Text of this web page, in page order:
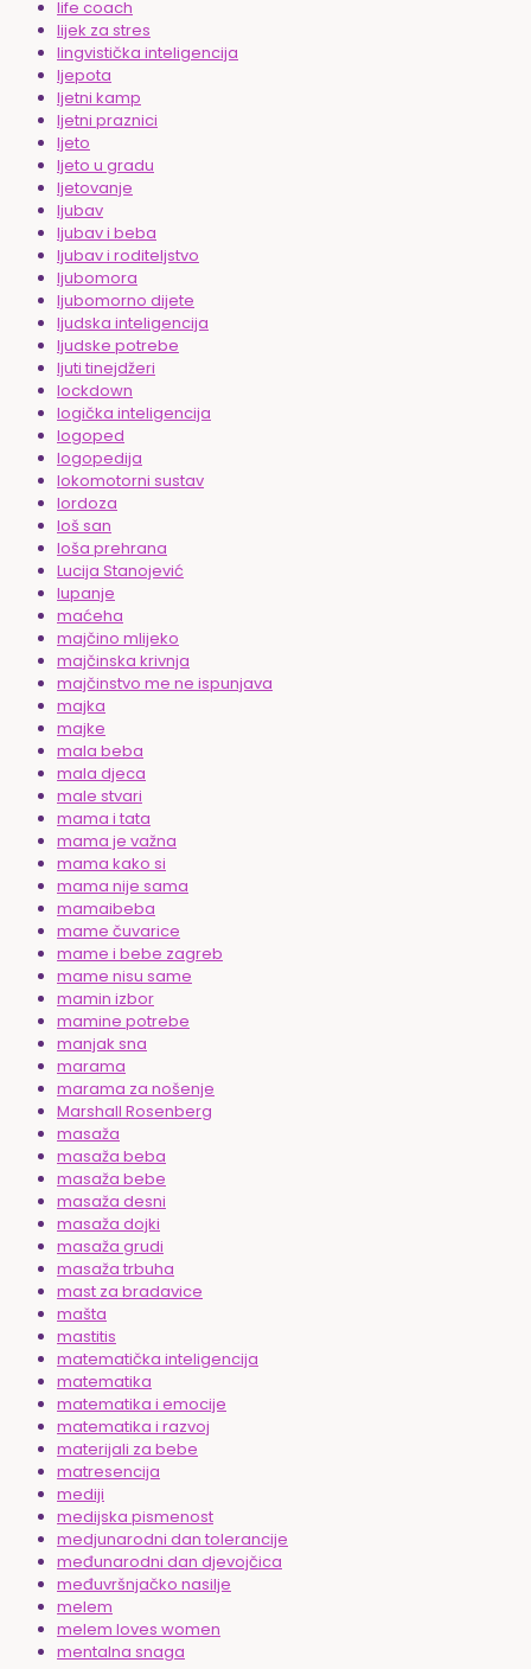
life coach
lijek za stres
lingvistička inteligencija
ljepota
ljetni kamp
ljetni praznici
ljeto
ljeto u gradu
ljetovanje
ljubav
ljubav i beba
ljubav i roditeljstvo
ljubomora
ljubomorno dijete
ljudska inteligencija
ljudske potrebe
ljuti tinejdžeri
lockdown
logička inteligencija
logoped
logopedija
lokomotorni sustav
lordoza
loš san
loša prehrana
Lucija Stanojević
lupanje
maćeha
majčino mlijeko
majčinska krivnja
majčinstvo me ne ispunjava
majka
majke
mala beba
mala djeca
male stvari
mama i tata
mama je važna
mama kako si
mama nije sama
mamaibeba
mame čuvarice
mame i bebe zagreb
mame nisu same
mamin izbor
mamine potrebe
manjak sna
marama
marama za nošenje
Marshall Rosenberg
masaža
masaža beba
masaža bebe
masaža desni
masaža dojki
masaža grudi
masaža trbuha
mast za bradavice
mašta
mastitis
matematička inteligencija
matematika
matematika i emocije
matematika i razvoj
materijali za bebe
matresencija
mediji
medijska pismenost
medjunarodni dan tolerancije
međunarodni dan djevojčica
međuvršnjačko nasilje
melem
melem loves women
mentalna snaga